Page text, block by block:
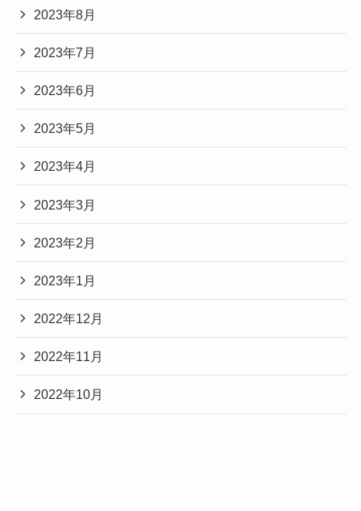
2023年8月
2023年7月
2023年6月
2023年5月
2023年4月
2023年3月
2023年2月
2023年1月
2022年12月
2022年11月
2022年10月